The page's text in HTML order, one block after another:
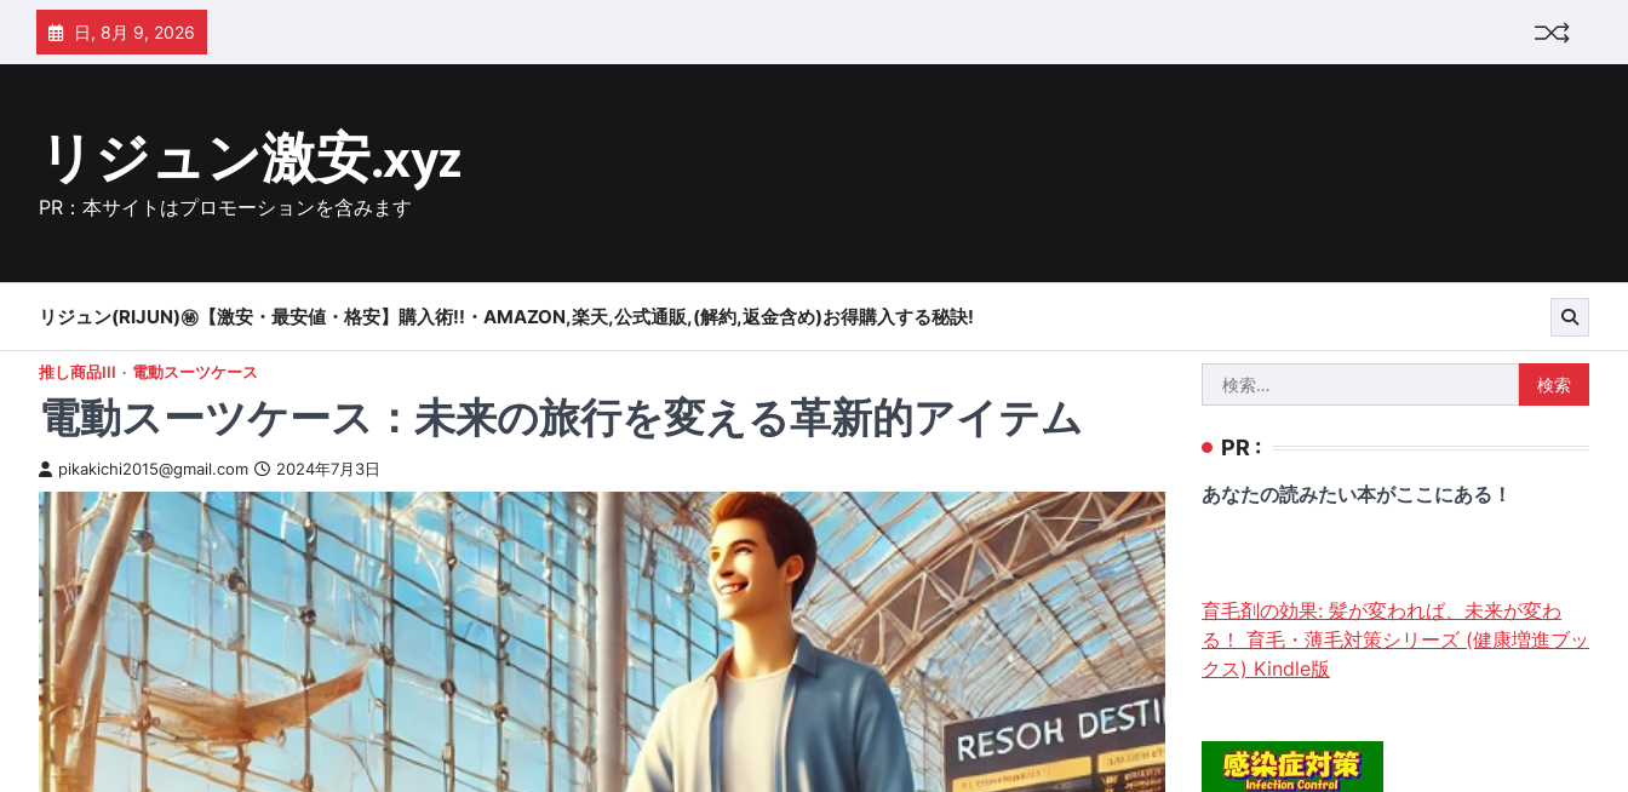
Skip
content
日, 8月 9, 2026
リジュン激安.xyz
PR：本サイトはプロモーションを含みます
リジュン(RIJUN)㊙【激安・最安値・格安】購入術!!・AMAZON,楽天,公式通販,(解約,返金含め)お得購入する秘訣!
推し商品III 電動スーツケース
電動スーツケース：未来の旅行を変える革新的アイテム
pikakichi2015@gmail.com 2024年7月3日
索:
PR :
あなたの読みたい本がここにある！
育毛剤の効果: 髪が変われば、未来が変わ
る！ 育毛・薄毛対策シリーズ (健康増進ブッ
クス) Kindle版